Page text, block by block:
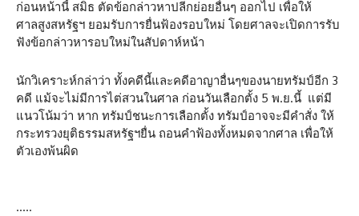
ก่อนหน้านี้ สมิธ ตัดข้อกล่าวหาปลีกย่อยอื่นๆ ออกไป เพื่อให้
ศาลสูงสหรัฐฯ ยอมรับการยื่นฟ้องรอบใหม่ โดยศาลจะเปิดการรับ
ฟังข้อกล่าวหารอบใหม่ในสัปดาห์หน้า
นักวิเคราะห์กล่าว่า ทั้งคดีนี้และคดีอาญาอื่นๆของนายทรัมป์อีก 3
คดี แม้จะไม่มีการไต่สวนในศาล ก่อนวันเลือกตั้ง 5 พ.ย.นี้ แต่มี
แนวโน้มว่า หาก ทรัมป์ชนะการเลือกตั้ง ทรัมป์อาจจะมีคำสั่ง ให้
กระทรวงยุติธรรมสหรัฐฯยื่น ถอนคำฟ้องทั้งหมดจากศาล เพื่อให้
ตัวเองพ้นผิด
…..